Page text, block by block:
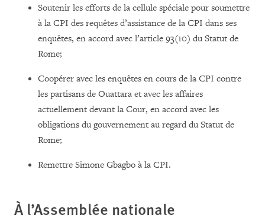
Soutenir les efforts de la cellule spéciale pour soumettre
à la CPI des requêtes d’assistance de la CPI dans ses
enquêtes, en accord avec l’article 93(10) du Statut de
Rome;
Coopérer avec les enquêtes en cours de la CPI contre
les partisans de Ouattara et avec les affaires
actuellement devant la Cour, en accord avec les
obligations du gouvernement au regard du Statut de
Rome;
Remettre Simone Gbagbo à la CPI.
À l’Assemblée nationale